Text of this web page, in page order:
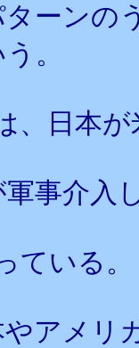
ーンの
。
、日本
事介入
ている。
アメリ